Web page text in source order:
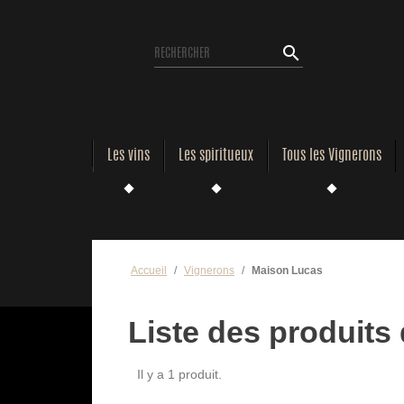
search
Les vins Les spiritueux Tous les Vignerons
Accueil Vignerons Maison Lucas
Liste des produits
Il y a 1 produit.